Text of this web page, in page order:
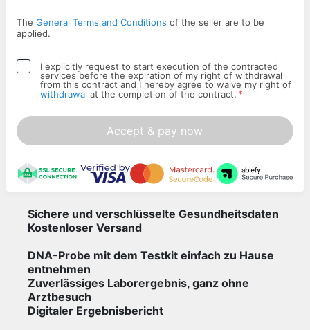
The General Terms and Conditions of the seller are to be
applied.
I explicitly request to start execution of the contracted
services before the expiration of my right of withdrawal
from this contract and I hereby agree to waive my right of
withdrawal at the completion of the contract. *
Accept & pay now
Sichere und verschlüsselte Gesundheitsdaten
Kostenloser Versand
DNA-Probe mit dem Testkit einfach zu Hause
entnehmen
Zuverlässiges Laborergebnis, ganz ohne
Arztbesuch
Digitaler Ergebnisbericht